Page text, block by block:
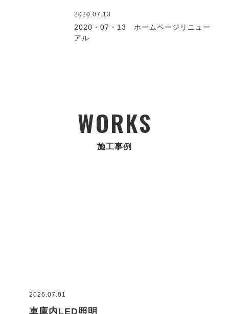
2020.07.13
2020・07・13 ホームページリニュー
アル
WORKS
施工事例
2026.07.01
車庫内LED照明